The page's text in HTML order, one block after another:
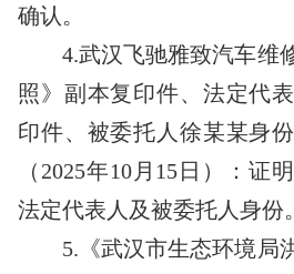
确认。
4.武汉飞驰雅致汽车维
照》副本复印件、法定代
印件、被委托人徐某某身
（2025年10月15日）：证
法定代表人及被委托人身份。
5.《武汉市生态环境局